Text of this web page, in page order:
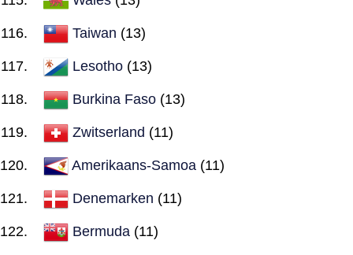
Taiwan (13)
Lesotho (13)
Burkina Faso (13)
Zwitserland (11)
Amerikaans-Samoa (11)
Denemarken (11)
Bermuda (11)